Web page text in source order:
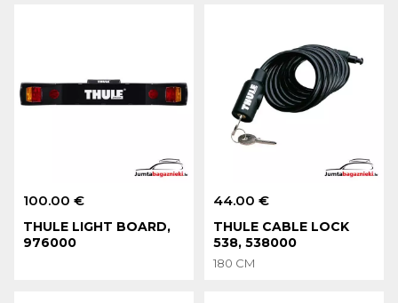
100.00 €
THULE LIGHT BOARD,
976000
44.00 €
THULE CABLE LOCK
538, 538000
180 CM